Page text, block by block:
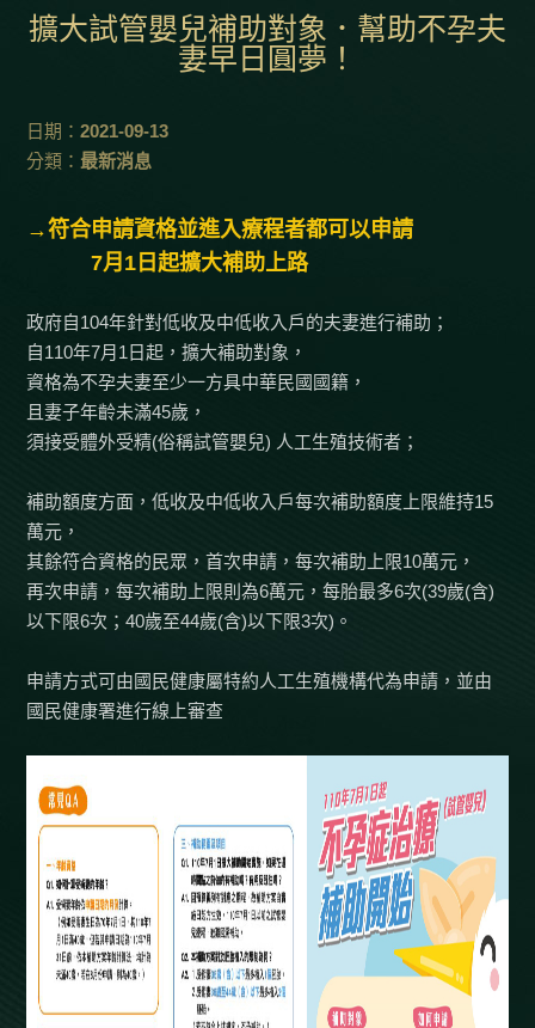
擴大試管嬰兒補助對象．幫助不孕夫
妻早日圓夢！
日期：2021-09-13
分類： 最新消息
→符合申請資格並進入療程者都可以申請
7月1日起擴大補助上路
政府自104年針對低收及中低收入戶的夫妻進行補助；
自110年7月1日起，擴大補助對象，
資格為不孕夫妻至少一方具中華民國國籍，
且妻子年齡未滿45歲，
須接受體外受精(俗稱試管嬰兒) 人工生殖技術者；
補助額度方面，低收及中低收入戶每次補助額度上限維持15
萬元，
其餘符合資格的民眾，首次申請，每次補助上限10萬元，
再次申請，每次補助上限則為6萬元，每胎最多6次(39歲(含)
以下限6次；40歲至44歲(含)以下限3次)。
申請方式可由國民健康屬特約人工生殖機構代為申請，並由
國民健康署進行線上審查